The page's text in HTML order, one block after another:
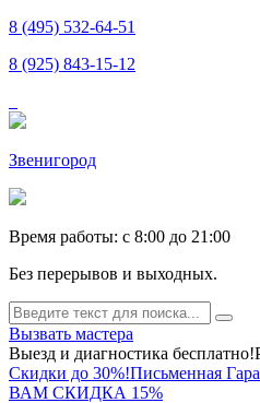
8 (495) 532-64-51
8 (925) 843-15-12
Звенигород
Время работы: c 8:00 до 21:00
Без перерывов и выходных.
Вызвать мастера
Выезд и диагностика бесплатно!
Скидки до 30%!Письменная
ВАМ СКИДКА 15%